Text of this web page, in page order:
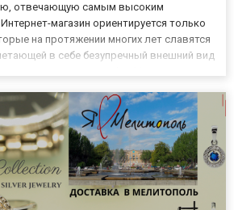
отвечающую самым высоким
магазин ориентируется только
на протяжении многих лет славятся
в себе безупречный внешний вид